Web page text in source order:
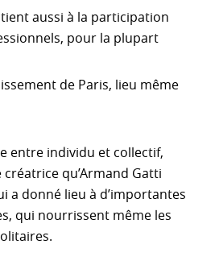
aussi à la participation
pour la plupart
de Paris, lieu même
entre individu et collectif,
qu’Armand Gatti
a donné lieu à d’importantes
qui nourrissent même les